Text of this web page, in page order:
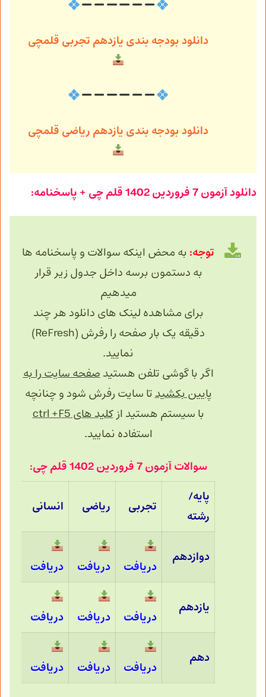
دانلود بودجه بندی یازدهم تجربی قلمچی
دانلود بودجه بندی یازدهم ریاضی قلمچی
دانلود آزمون7 فروردین
توجه: به محض اینکه سوالات و پاسخنامه ها
به دستمون برسه داخل جدول زیر قرار
میدهیم
برای مشاهده لینک های دانلود هر چند
دقیقه یک بار صفحه را رفرش (ReFresh)
نمایید.
اگر با گوشی تلفن هستیدصفحه سایت را به
پایین بکشیدتا سایت رفرش شود و چنانچه
با سیستم هستید ازکلید های ctrl +F5
استفاده نمایید.
سوالات آزمون 7 فروردین 1402 قلم چی:
پایه/
رشته
تجربی ریاضی انسانی
دوازدهم
دریافت دریافت دریافت
یازدهم
دریافت دریافت دریافت
دهم
دریافت دریافت دریافت